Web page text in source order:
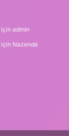
için admin
için Nazende